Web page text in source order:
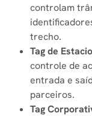
controlam
trecho.
Tag de
controle de
entrada e
parceiros.
Tag